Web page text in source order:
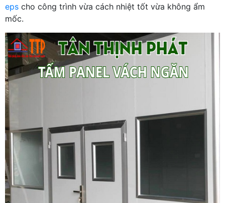
eps cho công trình vừa cách nhiệt tốt vừa không ẩm
mốc.